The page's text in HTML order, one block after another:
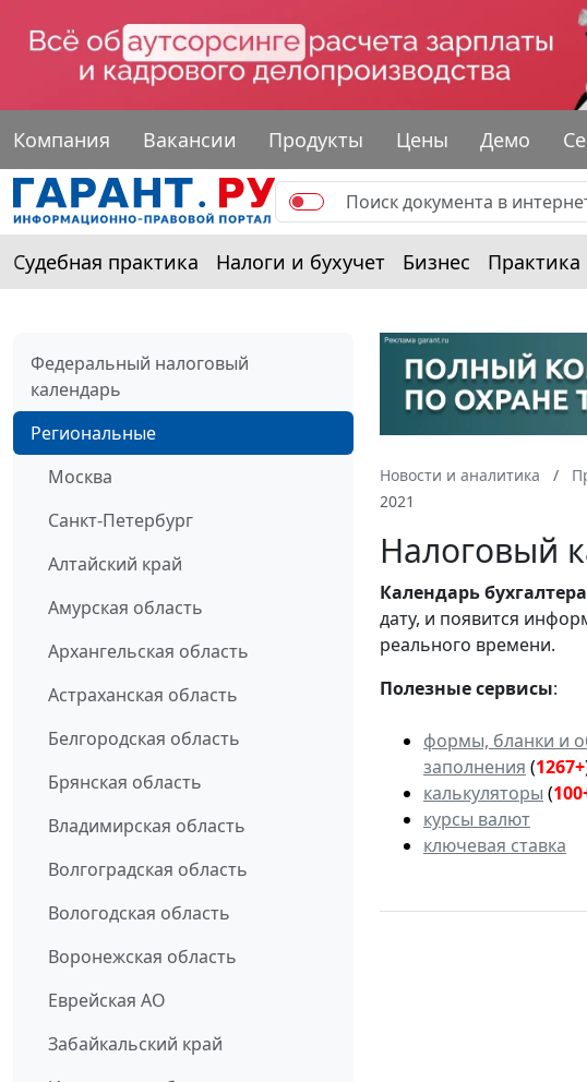
Компания Вакансии Продукты Цены Демо
Судебная практика Налоги и бухучет Бизнес Практика
Федеральный налоговый
календарь
Региональные
Москва
Санкт-Петербург
Алтайский край
Амурская область
Архангельская область
Астраханская область
Белгородская область
Брянская область
Владимирская область
Волгоградская область
Вологодская область
Воронежская область
Еврейская АО
Забайкальский край
Новости и аналитика
2021
Налоговый
Календарьбухгалтера
дату, и появится
реального времени.
Полезные сервисы:
формы, бланки и
заполнения (1267+
калькуляторы (
курсы валют
ключевая ставка